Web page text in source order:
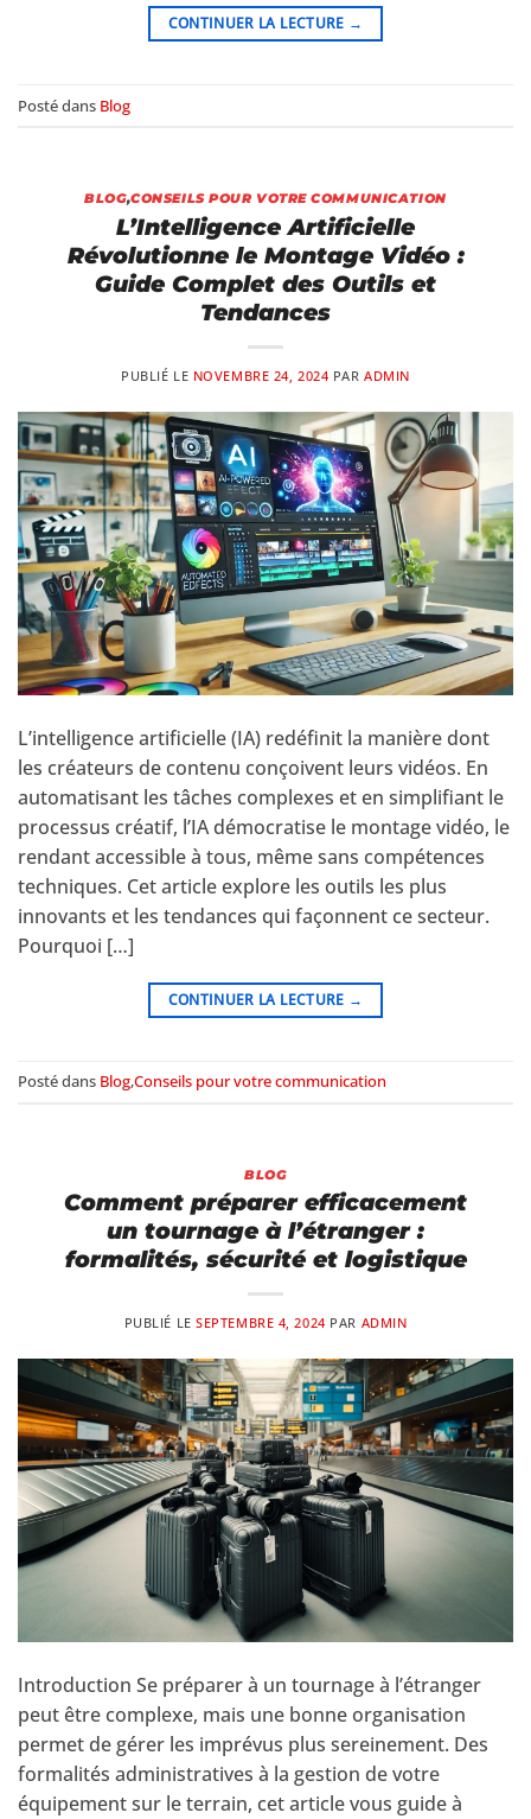
CONTINUER LA LECTURE →
Posté dans Blog
BLOG,CONSEILS POUR VOTRE COMMUNICATION
L’Intelligence Artificielle
Révolutionne le Montage Vidéo :
Guide Complet des Outils et
Tendances
PUBLIÉ LE NOVEMBRE 24, 2024 PARADMIN
L’intelligence artificielle (IA) redéfinit la manière dont
les créateurs de contenu conçoivent leurs vidéos. En
automatisant les tâches complexes et en simplifiant le
processus créatif, l’IA démocratise le montage vidéo, le
rendant accessible à tous, même sans compétences
techniques. Cet article explore les outils les plus
innovants et les tendances qui façonnent ce secteur.
Pourquoi […]
CONTINUER LA LECTURE →
Posté dans Blog,Conseils pour votre communication
BLOG
Comment préparer efficacement
un tournage à l’étranger :
formalités, sécurité et logistique
PUBLIÉ LESEPTEMBRE 4, 2024 PAR ADMIN
Introduction Se préparer à un tournage à l’étranger
peut être complexe, mais une bonne organisation
permet de gérer les imprévus plus sereinement. Des
formalités administratives à la gestion de votre
équipement sur le terrain, cet article vous guide à